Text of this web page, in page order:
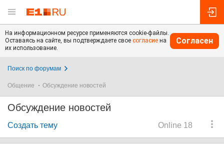
На информационном ресурсе применяются cookie-файлы.
Оставаясь на сайте, вы подтверждаете свое согласие на
их использование.
Согласен
Поиск по форумам
Общение Обсуждение новостей
Обсуждение новостей
Online 18
Создать тему